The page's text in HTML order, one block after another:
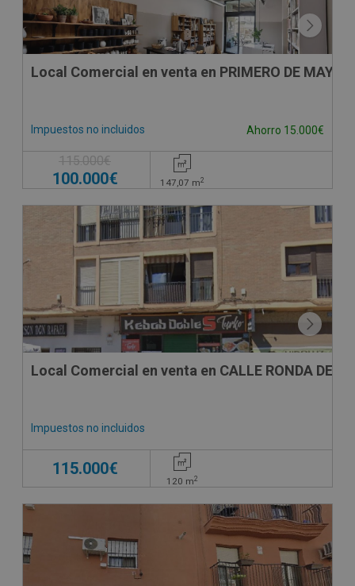
Local Comercial en venta en PRIMERO DE MAYO
Impuestos no incluidos Ahorro 15.000€
115.000€
100.000€ 147,07 m2
CESIÓN DE REMATE
Local Comercial en venta en CALLE RONDA DE
Impuestos no incluidos
115.000€
120 m2